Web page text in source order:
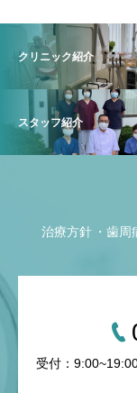
クリニック紹介
スタッフ紹介
治療方針 歯周
受付：